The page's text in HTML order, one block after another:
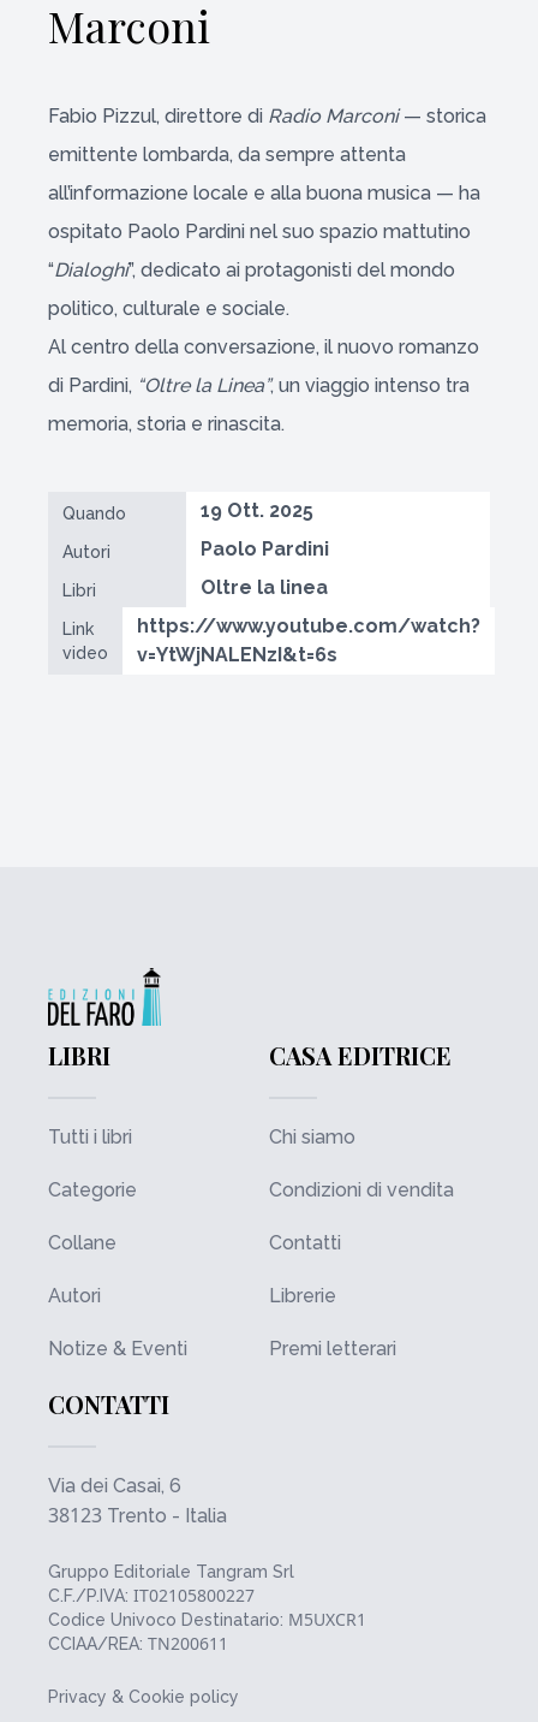
Marconi
Fabio Pizzul, direttore di Radio Marconi— storica
emittente lombarda, da sempre attenta
all’informazione locale e alla buona musica — ha
ospitato Paolo Pardini nel suo spazio mattutino
“Dialoghi”, dedicato ai protagonisti del mondo
politico, culturale e sociale.
Al centro della conversazione, il nuovo romanzo
di Pardini, “Oltre la Linea”, un viaggio intenso tra
memoria, storia e rinascita.
Quando 19 Ott. 2025
Autori Paolo Pardini
Libri Oltre la linea
Link
video
https://www.youtube.com/watch?
v=YtWjNALENzI&t=6s
LIBRI
Tutti i libri
Categorie
Collane
Autori
Notize & Eventi
CASA EDITRICE
Chi siamo
Condizioni di vendita
Contatti
Librerie
Premi letterari
CONTATTI
Via dei Casai, 6
38123 Trento - Italia
Gruppo Editoriale Tangram Srl
C.F./P.IVA: IT02105800227
Codice Univoco Destinatario: M5UXCR1
CCIAA/REA: TN200611
Privacy & Cookie policy